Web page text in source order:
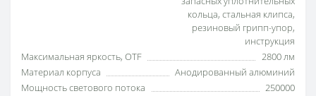
кольца, стальная клипса,
резиновый грипп-упор,
инструкция
Максимальная яркость, OTF
2800 лм
Материал корпуса
Анодированный алюминий
Мощность светового потока
250000